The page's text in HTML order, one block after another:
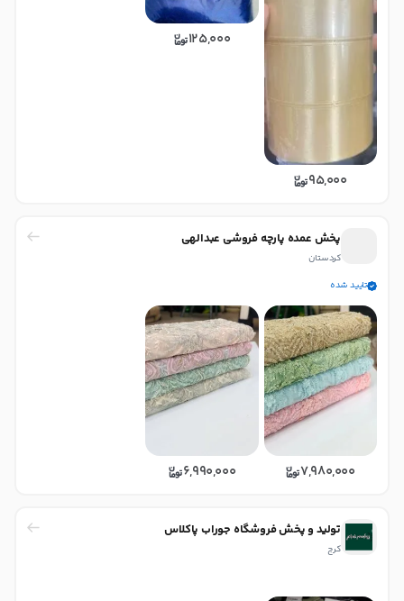
95,000
125,000
پخش عمده پارچە فروشی عبدالهی
کردستان
تایید شده
7,980,000
6,990,000
تولید و پخش فروشگاه جوراب پاکلاس
کرج